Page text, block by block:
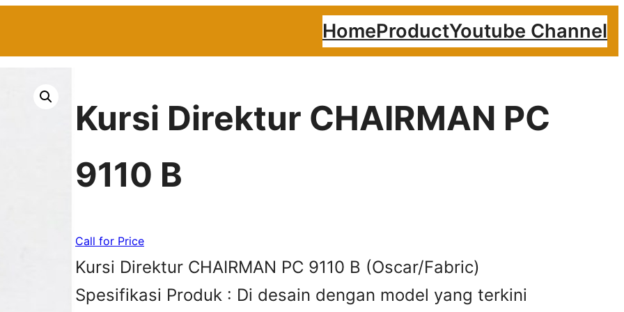
HomeProductYoutube Channel
Kursi Direktur CHAIRMAN PC
9110 B
Call for Price
Kursi Direktur CHAIRMAN PC 9110 B (Oscar/Fabric)
Spesifikasi Produk : Di desain dengan model yang terkini